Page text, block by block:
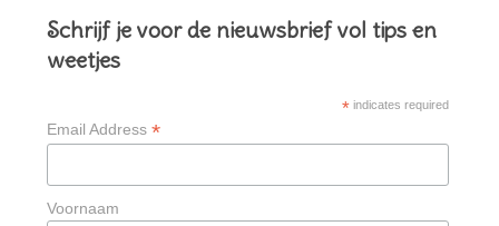
Schrijf je voor de nieuwsbrief vol tips en
weetjes
*indicates required
Email Address *
Voornaam